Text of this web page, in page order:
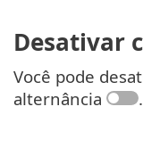
Desativar
Você pode
alternância
.